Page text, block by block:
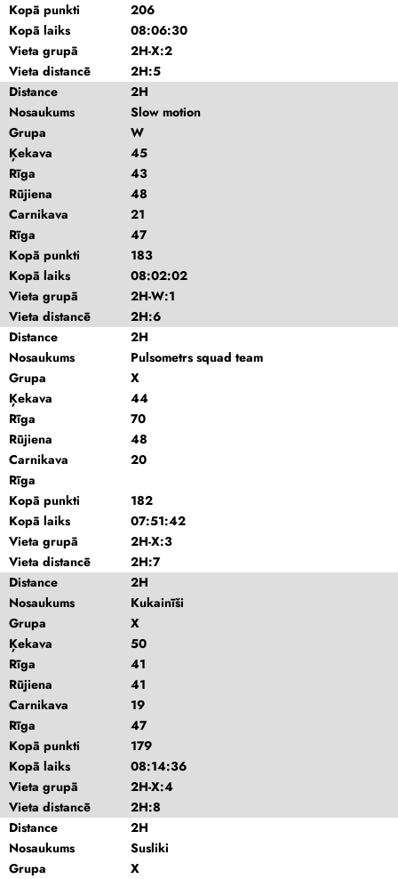
Kopā punkti
206
Kopā laiks
08:06:30
Vieta grupā
2H-X:2
Vieta distancē
2H:5
Distance
2H
Nosaukums
Slow motion
Grupa
W
Ķekava
45
Rīga
43
Rūjiena
48
Carnikava
21
Rīga
47
Kopā punkti
183
Kopā laiks
08:02:02
Vieta grupā
2H-W:1
Vieta distancē
2H:6
Distance
2H
Nosaukums
Pulsometrs squad team
Grupa
X
Ķekava
44
Rīga
70
Rūjiena
48
Carnikava
20
Rīga
Kopā punkti
182
Kopā laiks
07:51:42
Vieta grupā
2H-X:3
Vieta distancē
2H:7
Distance
2H
Nosaukums
Kukainīši
Grupa
X
Ķekava
50
Rīga
41
Rūjiena
41
Carnikava
19
Rīga
47
Kopā punkti
179
Kopā laiks
08:14:36
Vieta grupā
2H-X:4
Vieta distancē
2H:8
Distance
2H
Nosaukums
Susliki
Grupa
X